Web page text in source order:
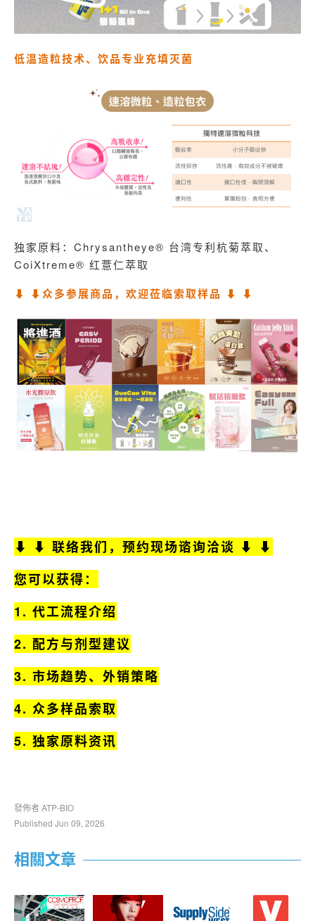
低温造粒技术、饮品专业充填灭菌
独家原料： Chrysantheye® 台湾专利杭菊萃取、
CoiXtreme® 红薏仁萃取
⬇ ⬇众多参展商品，欢迎莅临索取样品 ⬇ ⬇
⬇ ⬇ 联络我们，预约现场谘询洽谈 ⬇ ⬇
您可以获得：
1. 代工流程介绍
2. 配方与剂型建议
3. 市场趋势、外销策略
4. 众多样品索取
5. 独家原料资讯
發佈者 ATP-BIO
Published Jun 09, 2026
相關文章